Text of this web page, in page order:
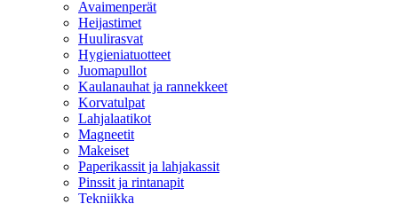
Avaimenperät
Heijastimet
Huulirasvat
Hygieniatuotteet
Juomapullot
Kaulanauhat ja rannekkeet
Korvatulpat
Lahjalaatikot
Magneetit
Makeiset
Paperikassit ja lahjakassit
Pinssit ja rintanapit
Tekniikka